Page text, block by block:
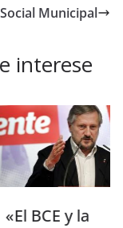
Municipal
interese
BCE y la